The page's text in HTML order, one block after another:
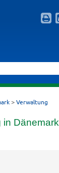
> Verwaltung
in Dänemark